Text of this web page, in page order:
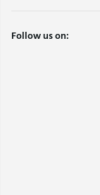
Follow us on: